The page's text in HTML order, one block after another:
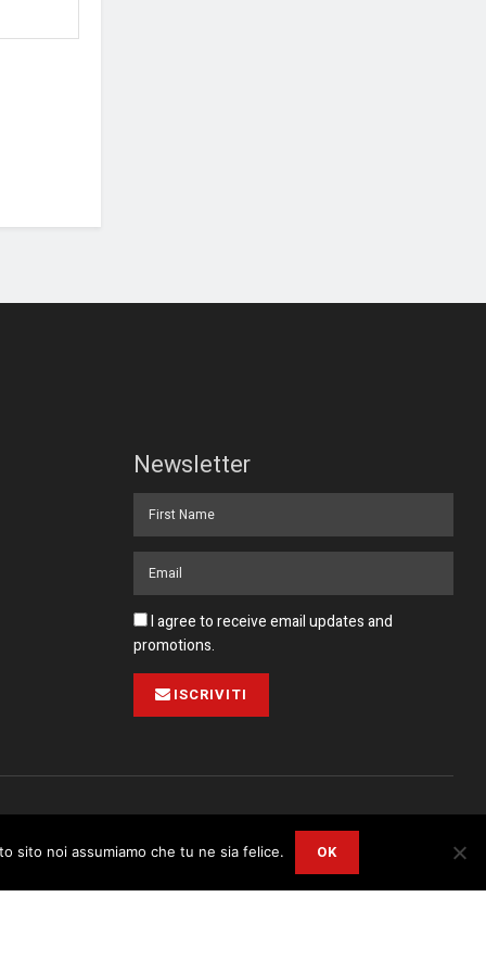
Newsletter
I agree to receive email updates and
promotions.
ISCRIVITI
Pubblicità Collabora con noi Contatto Privacy Policy
Privacy and Cookie Policy. I Agree
sito noi assumiamo che tu ne sia felice. OK